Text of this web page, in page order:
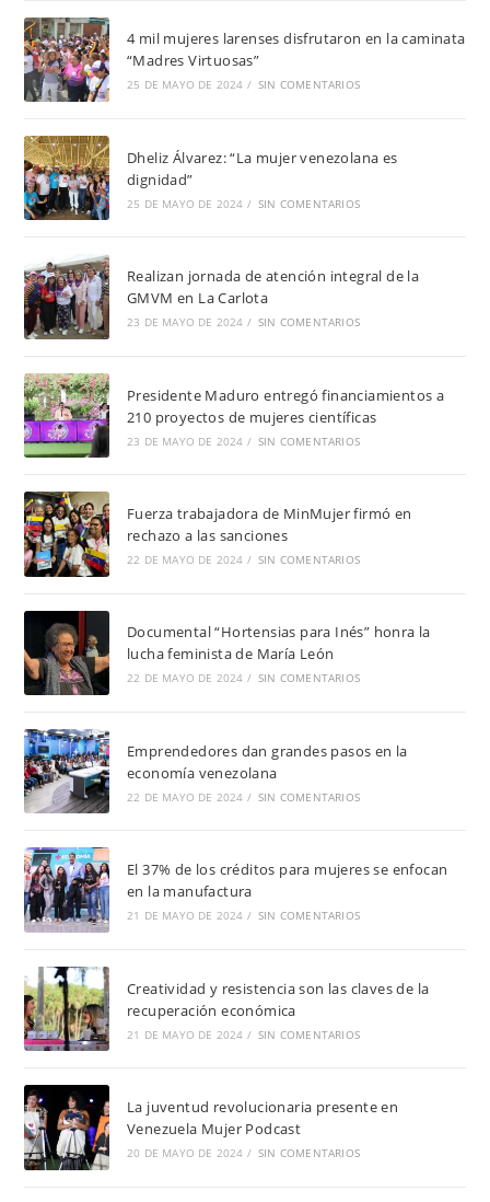
4 mil mujeres larenses disfrutaron en la caminata
“Madres Virtuosas”
25 DE MAYO DE 2024 / SIN COMENTARIOS
Dheliz Álvarez: “La mujer venezolana es
dignidad”
25 DE MAYO DE 2024 / SIN COMENTARIOS
Realizan jornada de atención integral de la
GMVM en La Carlota
23 DE MAYO DE 2024 / SIN COMENTARIOS
Presidente Maduro entregó financiamientos a
210 proyectos de mujeres científicas
23 DE MAYO DE 2024 / SIN COMENTARIOS
Fuerza trabajadora de MinMujer firmó en
rechazo a las sanciones
22 DE MAYO DE 2024 / SIN COMENTARIOS
Documental “Hortensias para Inés” honra la
lucha feminista de María León
22 DE MAYO DE 2024 / SIN COMENTARIOS
Emprendedores dan grandes pasos en la
economía venezolana
22 DE MAYO DE 2024 / SIN COMENTARIOS
El 37% de los créditos para mujeres se enfocan
en la manufactura
21 DE MAYO DE 2024 / SIN COMENTARIOS
Creatividad y resistencia son las claves de la
recuperación económica
21 DE MAYO DE 2024 / SIN COMENTARIOS
La juventud revolucionaria presente en
Venezuela Mujer Podcast
20 DE MAYO DE 2024 / SIN COMENTARIOS